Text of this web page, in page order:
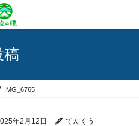
稿
IMG_6765
年2月12日 てんくう